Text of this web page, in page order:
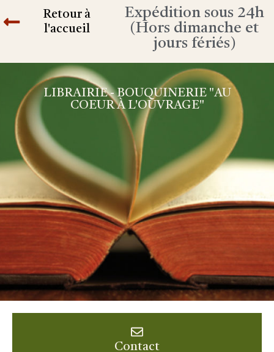
Retour à
l'accueil
Expédition sous 24h
(Hors dimanche et
jours fériés)
LIBRAIRIE - BOUQUINERIE "AU
COEUR À L'OUVRAGE"
Contact